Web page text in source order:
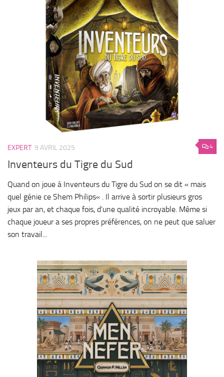
4
EXPERT 9 AVRIL 2025
Inventeurs du Tigre du Sud
Quand on joue à Inventeurs du Tigre du Sud on se dit « mais
quel génie ce Shem Philips« . Il arrive à sortir plusieurs gros
jeux par an, et chaque fois, d’une qualité incroyable. Même si
chaque joueur a ses propres préférences, on ne peut que saluer
son travail...